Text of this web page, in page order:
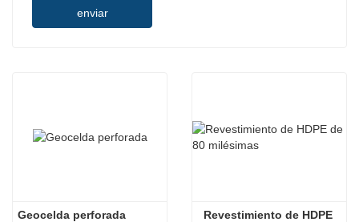
enviar
Geocelda perforada
Revestimiento de HDPE